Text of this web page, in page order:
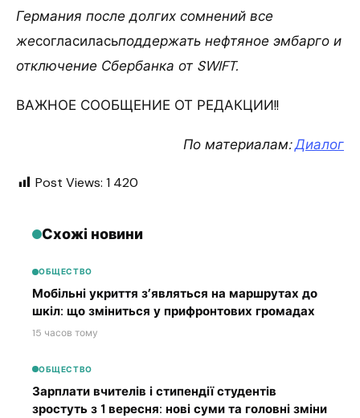
Германия после долгих сомнений все
жесогласиласьподдержать нефтяное эмбарго и
отключение Сбербанка от SWIFT.
ВАЖНОЕ СООБЩЕНИЕ ОТ РЕДАКЦИИ!!
По материалам:Диалог
Post Views: 1 420
Схожі новини
ОБЩЕСТВО
Мобільні укриття з’являться на маршрутах до
шкіл: що зміниться у прифронтових громадах
15 часов тому
ОБЩЕСТВО
Зарплати вчителів і стипендії студентів
зростуть з 1 вересня: нові суми та головні зміни